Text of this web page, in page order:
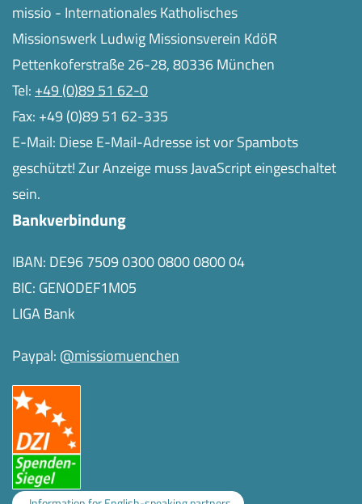
missio - Internationales Katholisches
Missionswerk Ludwig Missionsverein KdöR
Pettenkoferstraße 26-28, 80336 München
Tel: +49 (0)89 51 62-0
Fax: +49 (0)89 51 62-335
E-Mail: Diese E-Mail-Adresse ist vor Spambots
geschützt! Zur Anzeige muss JavaScript eingeschaltet
sein.
Bankverbindung
IBAN: DE96 7509 0300 0800 0800 04
BIC: GENODEF1M05
LIGA Bank
Paypal: @missiomuenchen